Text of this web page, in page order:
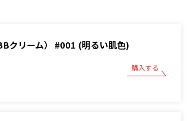
クリーム） #001 (明るい肌色)
購入する